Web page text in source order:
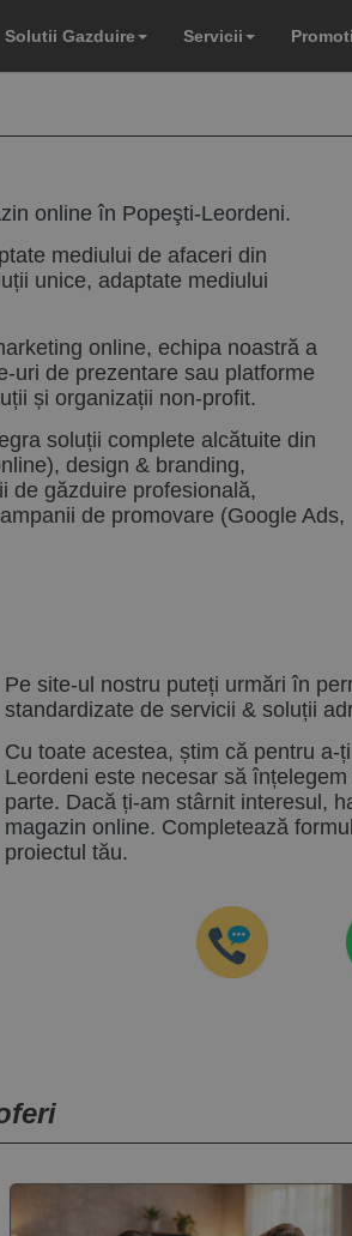
Solutii Gazduire Servicii
online în Popeşti-Leordeni.
mediului de afaceri din
unice, adaptate mediului
online, echipa noastră a
uri de prezentare sau platforme
și organizații non-profit.
soluții complete alcătuite din
design & branding,
de găzduire profesională,
de promovare (Google Ads,
Pe site-ul nostru puteți urmări în
standardizate de servicii & soluții
Cu toate acestea, știm că pentru a-
Leordeni este necesar să
parte. Dacă ți-am stârnit interesul,
magazin online. Completează
proiectul tău.